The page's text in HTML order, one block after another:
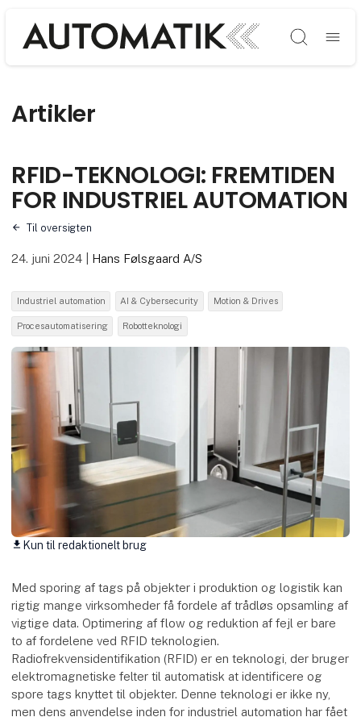
Søg
Artikler
RFID-TEKNOLOGI: FREMTIDEN
FOR INDUSTRIEL AUTOMATION
Til oversigten
24. juni 2024 Hans Følsgaard A/S
Industriel automation AI & Cybersecurity Motion & Drives
Procesautomatisering Robotteknologi
download Kun til redaktionelt brug
Med sporing af tags på objekter i produktion og logistik kan
rigtig mange virksomheder få fordele af trådløs opsamling af
vigtige data. Optimering af flow og reduktion af fejl er bare
to af fordelene ved RFID teknologien.
Radiofrekvensidentifikation (RFID) er en teknologi, der bruger
elektromagnetiske felter til automatisk at identificere og
spore tags knyttet til objekter. Denne teknologi er ikke ny,
men dens anvendelse inden for industriel automation har fået